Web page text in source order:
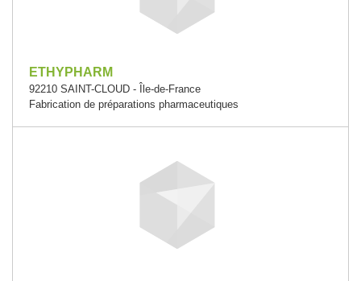
ETHYPHARM
92210 SAINT-CLOUD - Île-de-France
Fabrication de préparations pharmaceutiques